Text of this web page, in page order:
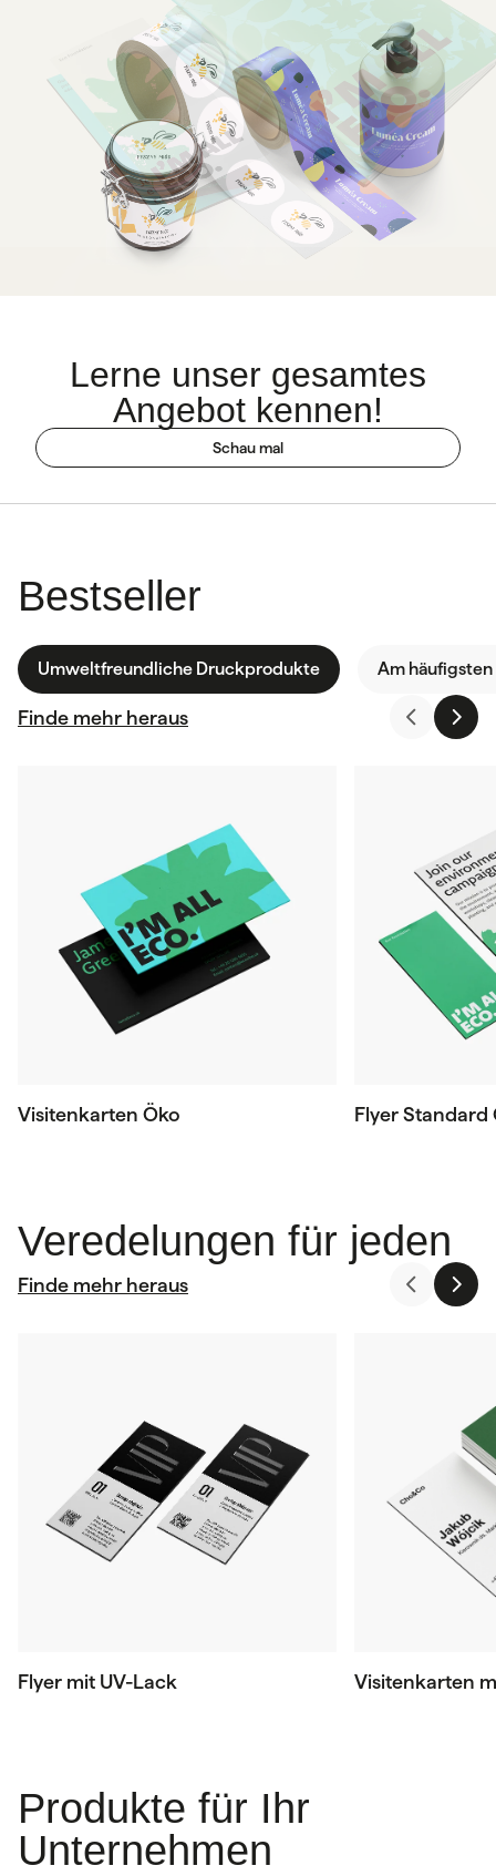
Lerne unser gesamtes
Angebot kennen!
Schau mal
Bestseller
Umweltfreundliche Druckprodukte Am
Finde mehr heraus
Visitenkarten Öko Flyer Standard
Veredelungen für jeden
Finde mehr heraus
Flyer mit UV-Lack Visitenkarten
Produkte für Ihr
Unternehmen